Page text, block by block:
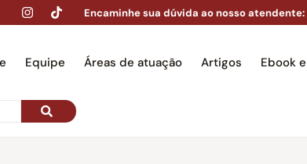
Encaminhe sua dúvida ao nosso atendente:
Equipe Áreas de atuação Artigos Ebook